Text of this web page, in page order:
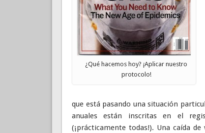
¿Qué hacemos hoy? ¡Aplicar nuestro
protocolo!
que está pasando una situación
anuales están inscritas en el
(¡prácticamente todas!). Una caída